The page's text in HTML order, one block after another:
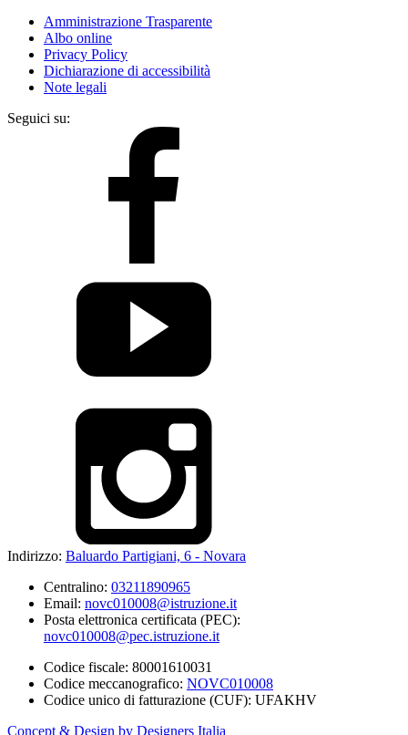
Amministrazione Trasparente
Albo online
Privacy Policy
Dichiarazione di accessibilità
Note legali
Seguici su:
Indirizzo: Baluardo Partigiani, 6 - Novara
Centralino: 03211890965
Email: novc010008@istruzione.it
Posta elettronica certificata (PEC):
novc010008@pec.istruzione.it
Codice fiscale: 80001610031
Codice meccanografico: NOVC010008
Codice unico di fatturazione (CUF): UFAKHV
Concept & Design by Designers Italia